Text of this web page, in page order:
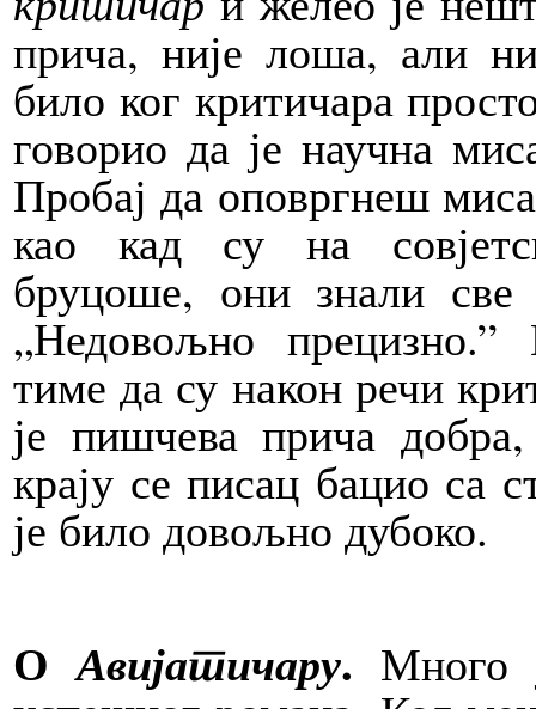
прича, није лоша, али
било ког критичара
говорио да је научна
Пробај да оповргнеш
као кад су на
бруцоше, они знали
„Недовољно прецизно.”
тиме да су након речи
је пишчева прича
крају се писац бацио са
је било довољно дубоко.
ОАвијатичару. Много